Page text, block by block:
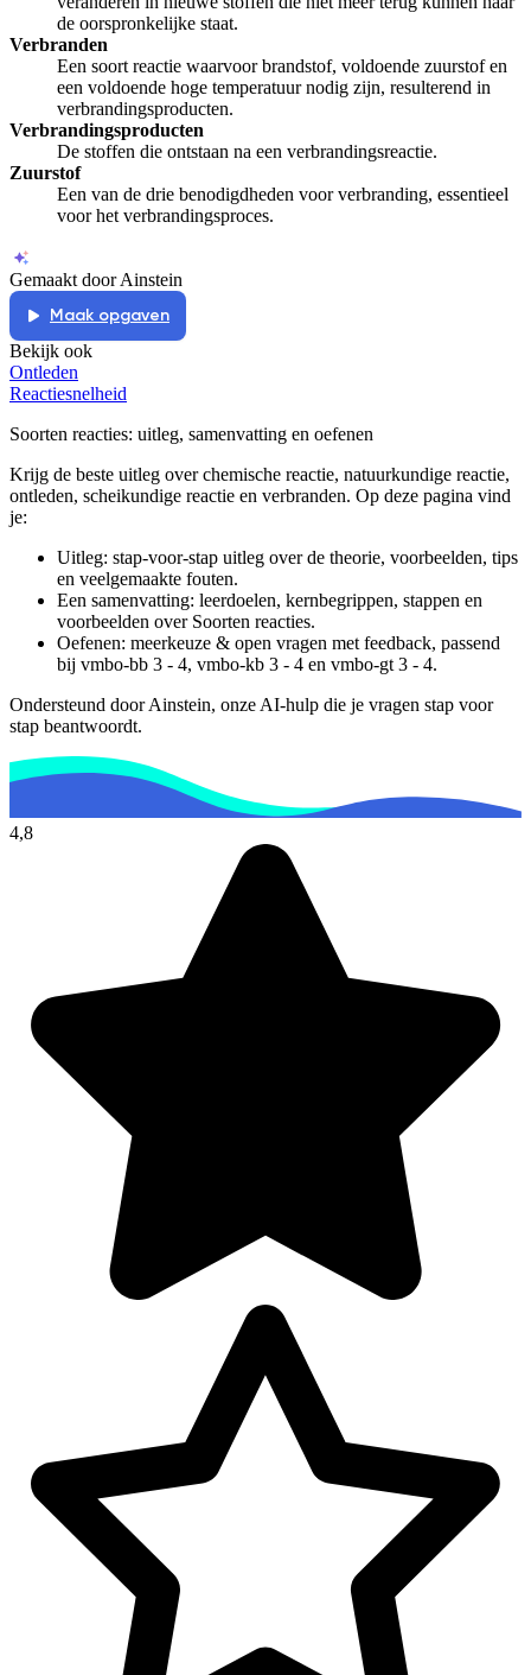
de oorspronkelijke staat.
Verbranden
Een soort reactie waarvoor brandstof, voldoende zuurstof en
een voldoende hoge temperatuur nodig zijn, resulterend in
verbrandingsproducten.
Verbrandingsproducten
De stoffen die ontstaan na een verbrandingsreactie.
Zuurstof
Een van de drie benodigdheden voor verbranding, essentieel
voor het verbrandingsproces.
Gemaakt door Ainstein
Maak opgaven
Bekijk ook
Ontleden
Reactiesnelheid
Soorten reacties: uitleg, samenvatting en oefenen
Krijg de beste uitleg over chemische reactie, natuurkundige reactie,
ontleden, scheikundige reactie en verbranden. Op deze pagina vind
je:
Uitleg: stap-voor-stap uitleg over de theorie, voorbeelden, tips
en veelgemaakte fouten.
Een samenvatting: leerdoelen, kernbegrippen, stappen en
voorbeelden over Soorten reacties.
Oefenen: meerkeuze & open vragen met feedback, passend
bij vmbo-bb 3 - 4, vmbo-kb 3 - 4 en vmbo-gt 3 - 4.
Ondersteund door Ainstein, onze AI-hulp die je vragen stap voor
stap beantwoordt.
4,8